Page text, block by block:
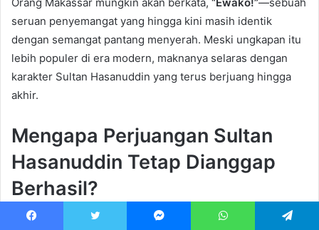
seruan penyemangat yang hingga kini masih identik
dengan semangat pantang menyerah. Meski ungkapan itu
lebih populer di era modern, maknanya selaras dengan
karakter Sultan Hasanuddin yang terus berjuang hingga
akhir.
Mengapa Perjuangan Sultan
Hasanuddin Tetap Dianggap
Berhasil?
Jika dilihat dari hasil perang, Kesultanan Gowa memang